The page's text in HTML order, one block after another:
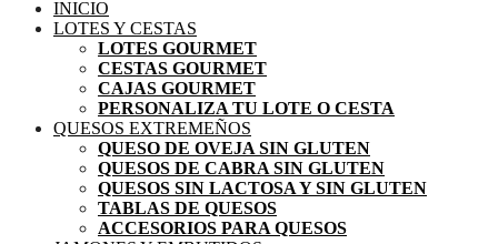
INICIO
LOTES Y CESTAS
LOTES GOURMET
CESTAS GOURMET
CAJAS GOURMET
PERSONALIZA TU LOTE O CESTA
QUESOS EXTREMEÑOS
QUESO DE OVEJA SIN GLUTEN
QUESOS DE CABRA SIN GLUTEN
QUESOS SIN LACTOSA Y SIN GLUTEN
TABLAS DE QUESOS
ACCESORIOS PARA QUESOS